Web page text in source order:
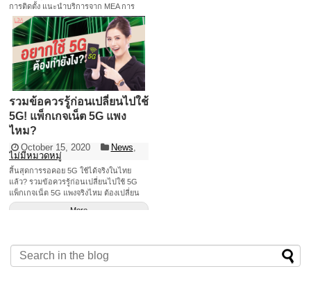
การติดตั้ง แนะนำบริการจาก MEA การ
ไฟฟ้านครหลวง
More
รวมข้อควรรู้ก่อนเปลี่ยนไปใช้
5G! แพ็กเกจเน็ต 5G แพง
ไหม?
October 15, 2020 News
ไม่มีหมวดหมู่
สิ้นสุดการรอคอย 5G ใช้ได้จริงในไทย
แล้ว? รวมข้อควรรู้ก่อนเปลี่ยนไปใช้ 5G
แพ็กเกจเน็ต 5G แพงจริงไหม ต้องเปลี่ยน
มือถือเปลี่ยนซิมใหม่รึเปล่า?
More